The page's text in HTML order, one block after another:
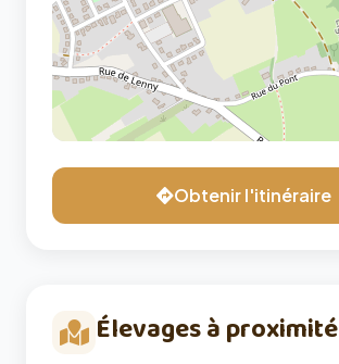
Obtenir l'itinéraire
Élevages à proximité